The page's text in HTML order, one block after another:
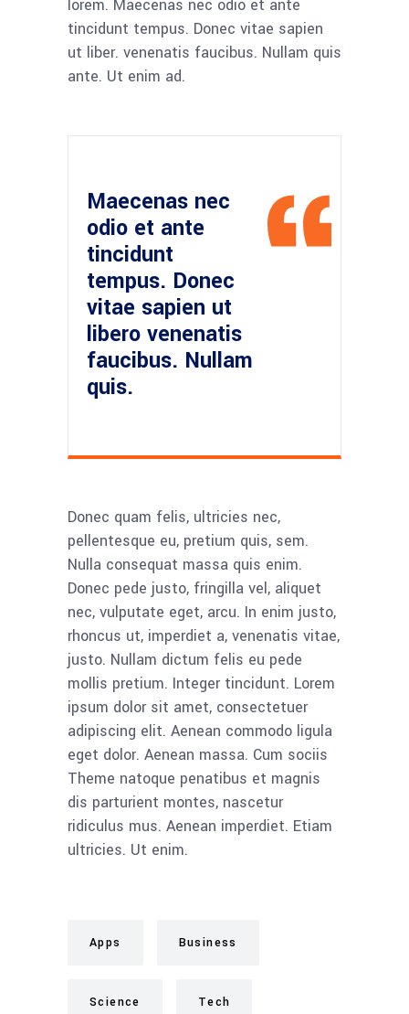
lorem. Maecenas nec odio et ante
tincidunt tempus. Donec vitae sapien
ut liber. venenatis faucibus. Nullam quis
ante. Ut enim ad.
Maecenas nec
odio et ante
tincidunt
tempus. Donec
vitae sapien ut
libero venenatis
faucibus. Nullam
quis.
Donec quam felis, ultricies nec,
pellentesque eu, pretium quis, sem.
Nulla consequat massa quis enim.
Donec pede justo, fringilla vel, aliquet
nec, vulputate eget, arcu. In enim justo,
rhoncus ut, imperdiet a, venenatis vitae,
justo. Nullam dictum felis eu pede
mollis pretium. Integer tincidunt. Lorem
ipsum dolor sit amet, consectetuer
adipiscing elit. Aenean commodo ligula
eget dolor. Aenean massa. Cum sociis
Theme natoque penatibus et magnis
dis parturient montes, nascetur
ridiculus mus. Aenean imperdiet. Etiam
ultricies. Ut enim.
Apps Business
Science Tech